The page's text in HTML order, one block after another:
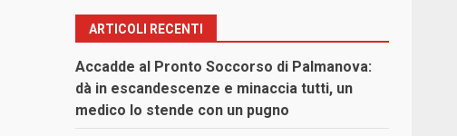
ARTICOLI RECENTI
Accadde al Pronto Soccorso di Palmanova:
dà in escandescenze e minaccia tutti, un
medico lo stende con un pugno